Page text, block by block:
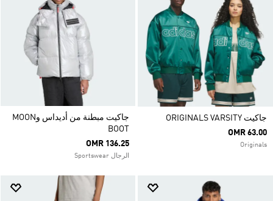
جاكيت ORIGINALS VARSITY
OMR 63.00
Originals
جاكيت مبطنة من أديداس وMOON
BOOT
OMR 136.25
الرجال Sportswear